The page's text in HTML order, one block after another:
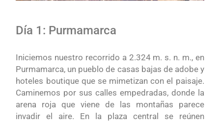
Día 1: Purmamarca
Iniciemos nuestro recorrido a 2.324 m. s. n. m., en
Purmamarca, un pueblo de casas bajas de adobe y
hoteles boutique que se mimetizan con el paisaje.
Caminemos por sus calles empedradas, donde la
arena roja que viene de las montañas parece
invadir el aire. En la plaza central se reúnen